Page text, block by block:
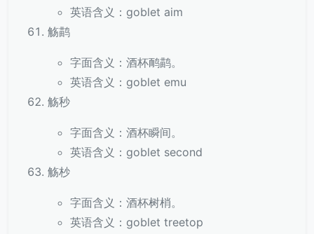
英语含义：goblet aim
觞鹋
字面含义：酒杯鸸鹋。
英语含义：goblet emu
觞秒
字面含义：酒杯瞬间。
英语含义：goblet second
觞杪
字面含义：酒杯树梢。
英语含义：goblet treetop